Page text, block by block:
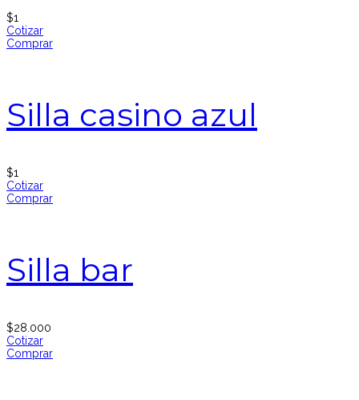
$1
Cotizar
Comprar
Silla casino azul
$1
Cotizar
Comprar
Silla bar
$28.000
Cotizar
Comprar